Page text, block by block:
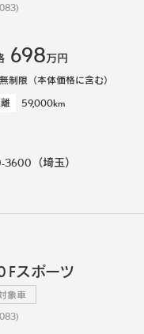
698万円
制限（本体価格に含む）
59,000km
3600 （埼玉）
Fスポーツ
象車